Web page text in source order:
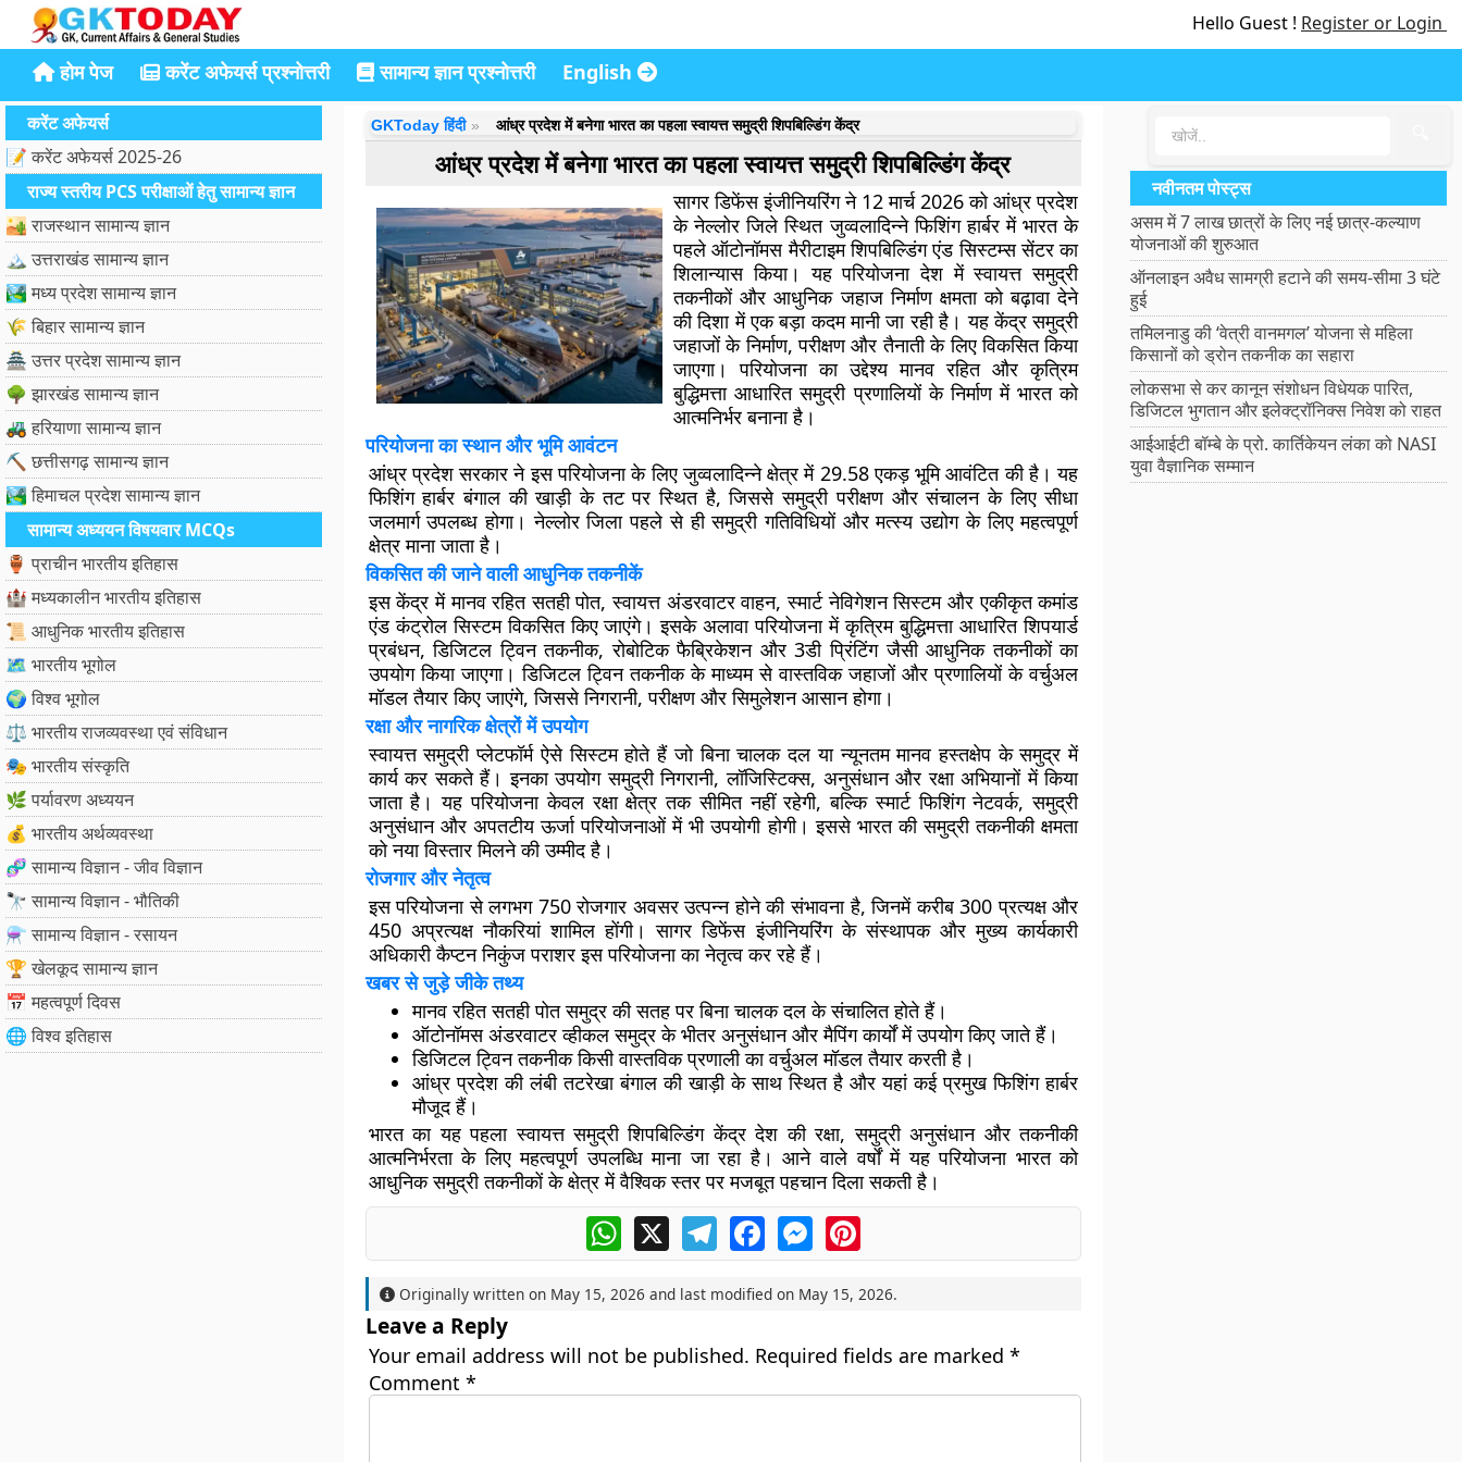
Hello Guest ! Register or Login
होम पेज करेंट अफेयर्स प्रश्नोत्तरी सामान्य ज्ञान प्रश्नोत्तरी English
करेंट अफेयर्स
📝 करेंट अफेयर्स 2025-26
राज्य स्तरीय PCS परीक्षाओं हेतु सामान्य ज्ञान
🏜️ राजस्थान सामान्य ज्ञान
🏔️ उत्तराखंड सामान्य ज्ञान
🏞️ मध्य प्रदेश सामान्य ज्ञान
🌾 बिहार सामान्य ज्ञान
🏯 उत्तर प्रदेश सामान्य ज्ञान
🌳 झारखंड सामान्य ज्ञान
🚜 हरियाणा सामान्य ज्ञान
⛏️ छत्तीसगढ़ सामान्य ज्ञान
🏞️ हिमाचल प्रदेश सामान्य ज्ञान
सामान्य अध्ययन विषयवार MCQs
🏺 प्राचीन भारतीय इतिहास
🏰 मध्यकालीन भारतीय इतिहास
📜 आधुनिक भारतीय इतिहास
🗺️ भारतीय भूगोल
🌍 विश्व भूगोल
⚖️ भारतीय राजव्यवस्था एवं संविधान
🎭 भारतीय संस्कृति
🌿 पर्यावरण अध्ययन
💰 भारतीय अर्थव्यवस्था
🧬 सामान्य विज्ञान - जीव विज्ञान
🔭 सामान्य विज्ञान - भौतिकी
⚗️ सामान्य विज्ञान - रसायन
🏆 खेलकूद सामान्य ज्ञान
📅 महत्वपूर्ण दिवस
🌐 विश्व इतिहास
GKToday हिंदी आंध्र प्रदेश में बनेगा भारत का पहला स्वायत्त समुद्री शिपबिल्डिंग केंद्र
आंध्र प्रदेश में बनेगा भारत का पहला स्वायत्त समुद्री शिपबिल्डिंग केंद्र
सागर डिफेंस इंजीनियरिंग ने 12 मार्च 2026 को आंध्र प्रदेश
के नेल्लोर जिले स्थित जुव्वलादिन्ने फिशिंग हार्बर में भारत के
पहले ऑटोनॉमस मैरीटाइम शिपबिल्डिंग एंड सिस्टम्स सेंटर का
शिलान्यास किया। यह परियोजना देश में स्वायत्त समुद्री
तकनीकों और आधुनिक जहाज निर्माण क्षमता को बढ़ावा देने
की दिशा में एक बड़ा कदम मानी जा रही है। यह केंद्र समुद्री
जहाजों के निर्माण, परीक्षण और तैनाती के लिए विकसित किया
जाएगा। परियोजना का उद्देश्य मानव रहित और कृत्रिम
बुद्धिमत्ता आधारित समुद्री प्रणालियों के निर्माण में भारत को
आत्मनिर्भर बनाना है।
परियोजना का स्थान और भूमि आवंटन
आंध्र प्रदेश सरकार ने इस परियोजना के लिए जुव्वलादिन्ने क्षेत्र में 29.58 एकड़ भूमि आवंटित की है। यह
फिशिंग हार्बर बंगाल की खाड़ी के तट पर स्थित है, जिससे समुद्री परीक्षण और संचालन के लिए सीधा
जलमार्ग उपलब्ध होगा। नेल्लोर जिला पहले से ही समुद्री गतिविधियों और मत्स्य उद्योग के लिए महत्वपूर्ण
क्षेत्र माना जाता है।
विकसित की जाने वाली आधुनिक तकनीकें
इस केंद्र में मानव रहित सतही पोत, स्वायत्त अंडरवाटर वाहन, स्मार्ट नेविगेशन सिस्टम और एकीकृत कमांड
एंड कंट्रोल सिस्टम विकसित किए जाएंगे। इसके अलावा परियोजना में कृत्रिम बुद्धिमत्ता आधारित शिपयार्ड
प्रबंधन, डिजिटल ट्विन तकनीक, रोबोटिक फैब्रिकेशन और 3डी प्रिंटिंग जैसी आधुनिक तकनीकों का
उपयोग किया जाएगा। डिजिटल ट्विन तकनीक के माध्यम से वास्तविक जहाजों और प्रणालियों के वर्चुअल
मॉडल तैयार किए जाएंगे, जिससे निगरानी, परीक्षण और सिमुलेशन आसान होगा।
रक्षा और नागरिक क्षेत्रों में उपयोग
स्वायत्त समुद्री प्लेटफॉर्म ऐसे सिस्टम होते हैं जो बिना चालक दल या न्यूनतम मानव हस्तक्षेप के समुद्र में
कार्य कर सकते हैं। इनका उपयोग समुद्री निगरानी, लॉजिस्टिक्स, अनुसंधान और रक्षा अभियानों में किया
जाता है। यह परियोजना केवल रक्षा क्षेत्र तक सीमित नहीं रहेगी, बल्कि स्मार्ट फिशिंग नेटवर्क, समुद्री
अनुसंधान और अपतटीय ऊर्जा परियोजनाओं में भी उपयोगी होगी। इससे भारत की समुद्री तकनीकी क्षमता
को नया विस्तार मिलने की उम्मीद है।
रोजगार और नेतृत्व
इस परियोजना से लगभग 750 रोजगार अवसर उत्पन्न होने की संभावना है, जिनमें करीब 300 प्रत्यक्ष और
450 अप्रत्यक्ष नौकरियां शामिल होंगी। सागर डिफेंस इंजीनियरिंग के संस्थापक और मुख्य कार्यकारी
अधिकारी कैप्टन निकुंज पराशर इस परियोजना का नेतृत्व कर रहे हैं।
खबर से जुड़े जीके तथ्य
मानव रहित सतही पोत समुद्र की सतह पर बिना चालक दल के संचालित होते हैं।
ऑटोनॉमस अंडरवाटर व्हीकल समुद्र के भीतर अनुसंधान और मैपिंग कार्यों में उपयोग किए जाते हैं।
डिजिटल ट्विन तकनीक किसी वास्तविक प्रणाली का वर्चुअल मॉडल तैयार करती है।
आंध्र प्रदेश की लंबी तटरेखा बंगाल की खाड़ी के साथ स्थित है और यहां कई प्रमुख फिशिंग हार्बर
मौजूद हैं।
भारत का यह पहला स्वायत्त समुद्री शिपबिल्डिंग केंद्र देश की रक्षा, समुद्री अनुसंधान और तकनीकी
आत्मनिर्भरता के लिए महत्वपूर्ण उपलब्धि माना जा रहा है। आने वाले वर्षों में यह परियोजना भारत को
आधुनिक समुद्री तकनीकों के क्षेत्र में वैश्विक स्तर पर मजबूत पहचान दिला सकती है।
WhatsApp
X TelegramFacebookMessengerPinterest
Originally written on May 15, 2026 and last modified on May 15, 2026.
Leave a Reply
Your email address will not be published. Required fields are marked *
Comment *
नवीनतम पोस्ट्स
असम में 7 लाख छात्रों के लिए नई छात्र-कल्याण
योजनाओं की शुरुआत
ऑनलाइन अवैध सामग्री हटाने की समय-सीमा 3 घंटे
हुई
तमिलनाडु की ‘वेत्री वानमगल’ योजना से महिला
किसानों को ड्रोन तकनीक का सहारा
लोकसभा से कर कानून संशोधन विधेयक पारित,
डिजिटल भुगतान और इलेक्ट्रॉनिक्स निवेश को राहत
आईआईटी बॉम्बे के प्रो. कार्तिकेयन लंका को NASI
युवा वैज्ञानिक सम्मान